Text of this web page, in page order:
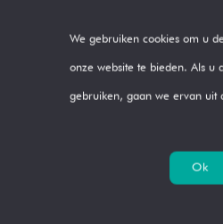
Automatisch verzamelde
opgeslagen om de Site te
Reacties en e-
We gebruiken cookies om u
onze website te bieden. Als u
gebruiken, gaan we ervan uit
Ok